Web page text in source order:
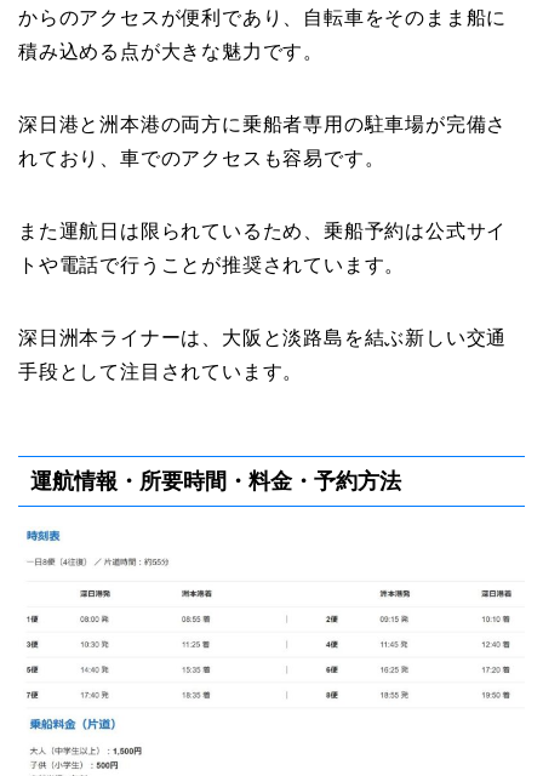
からのアクセスが便利であり、自転車をそのまま船に
積み込める点が大きな魅力です。
深日港と洲本港の両方に乗船者専用の駐車場が完備さ
れており、車でのアクセスも容易です。
また運航日は限られているため、乗船予約は公式サイ
トや電話で行うことが推奨されています。
深日洲本ライナーは、大阪と淡路島を結ぶ新しい交通
手段として注目されています。
運航情報・所要時間・料金・予約方法